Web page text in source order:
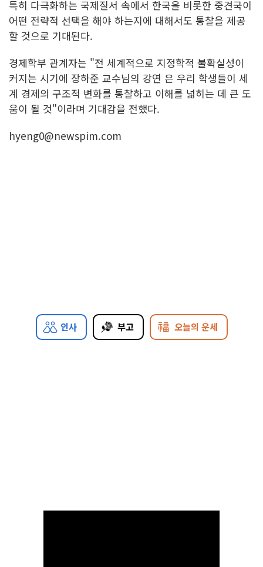
특히 다극화하는 국제질서 속에서 한국을 비롯한 중견국이
어떤 전략적 선택을 해야 하는지에 대해서도 통찰을 제공
할 것으로 기대된다.
경제학부 관계자는 "전 세계적으로 지정학적 불확실성이
커지는 시기에 장하준 교수님의 강연 은 우리 학생들이 세
계 경제의 구조적 변화를 통찰하고 이해를 넓히는 데 큰 도
움이 될 것"이라며 기대감을 전했다.
hyeng0@newspim.com
인사 부고 오늘의 운세